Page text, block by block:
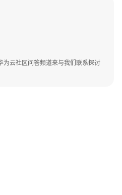
为云社区问答频道来与我们联系探讨